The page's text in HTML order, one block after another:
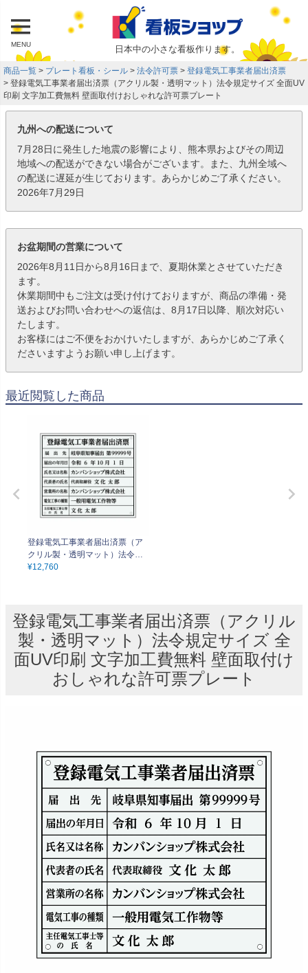
MENU 日本中の小さな看板作ります。
商品一覧 プレート看板・シール 法令許可票
登録電気工事業者届出済票
登録電気工事業者届出済票（アクリル製・透明マット）法令規定サイズ 全面UV
印刷 文字加工費無料 壁面取付けおしゃれな許可票プレート
九州への配送について
7月28日に発生した地震の影響により、熊本県およびその周辺
地域への配送ができない場合がございます。また、九州全域へ
の配送に遅延が生じております。あらかじめご了承ください。
2026年7月29日
お盆期間の営業について
2026年8月11日から8月16日まで、夏期休業とさせていただき
ます。
休業期間中もご注文は受け付けておりますが、商品の準備・発
送およびお問い合わせへの返信は、8月17日以降、順次対応い
たします。
お客様にはご不便をおかけいたしますが、あらかじめご了承く
ださいますようお願い申し上げます。
最近閲覧した商品
登録電気工事業者届出済票（ア
クリル製・透明マット）法令規
定サイズ 全面UV印刷 文字加工
¥12,760
登録電気工事業者届出済票（アクリル
製・透明マット）法令規定サイズ 全
面UV印刷 文字加工費無料 壁面取付け
おしゃれな許可票プレート